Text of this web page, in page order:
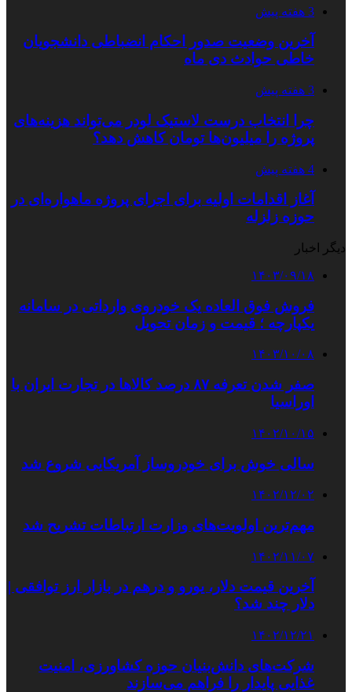
3 هفته پیش
آخرین وضعیت صدور احکام انضباطی دانشجویان
خاطی حوادث دی ماه
3 هفته پیش
چرا انتخاب درست لاستیک لودر می‌تواند هزینه‌های
پروژه را میلیون‌ها تومان کاهش دهد؟
4 هفته پیش
آغاز اقدامات اولیه برای اجرای پروژه ماهواره‌ای در
حوزه زلزله
دیگر اخبار
۱۴۰۳/۰۹/۱۸
فروش فوق العاده یک خودروی وارداتی در سامانه
یکپارچه ؛ قیمت و زمان تحویل
۱۴۰۳/۱۰/۰۸
صفر شدن تعرفه ۸۷ درصد کالاها در تجارت ایران با
اوراسیا
۱۴۰۲/۱۰/۱۵
سالی خوش برای خودروساز آمریکایی شروع شد
۱۴۰۲/۱۲/۰۲
مهم‌ترین اولویت‌های وزارت ارتباطات تشریح شد
۱۴۰۲/۱۱/۰۷
آخرین قیمت دلار، یورو و درهم در بازار ارز توافقی |
دلار چند شد؟
۱۴۰۲/۱۲/۲۱
شرکت‌های دانش‌بنیان حوزه کشاورزی، امنیت
غذایی پایدار را فراهم می‌سازند